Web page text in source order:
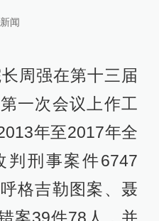
闻
周强在第十三届
一次会议上作工
年至2017年全
判刑事案件6747
格吉勒图案、聂